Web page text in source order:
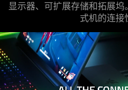
显示器、可扩展存储和拓展
式机的连接